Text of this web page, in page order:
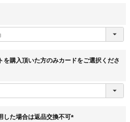
を購入頂いた方のみカードをご選択くださ
した場合は返品交換不可